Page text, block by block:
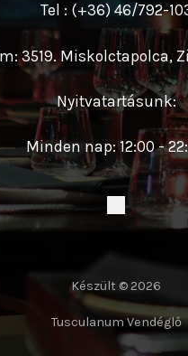
Tel : (+36) 46/792-
3519. Miskolctapolca,
Nyitvatartásunk:
Minden nap: 12:00 -
Készült © 2026
Tusculanum Vendéglő